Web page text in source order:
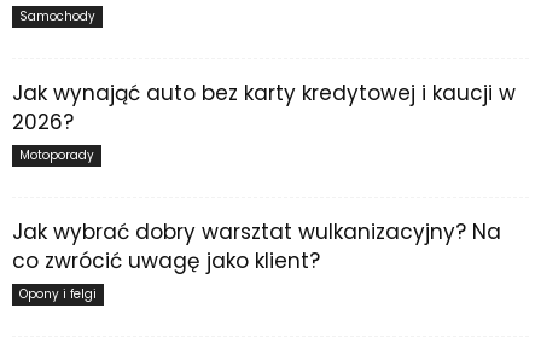
Samochody
Jak wynająć auto bez karty kredytowej i kaucji w
2026?
Motoporady
Jak wybrać dobry warsztat wulkanizacyjny? Na
co zwrócić uwagę jako klient?
Opony i felgi